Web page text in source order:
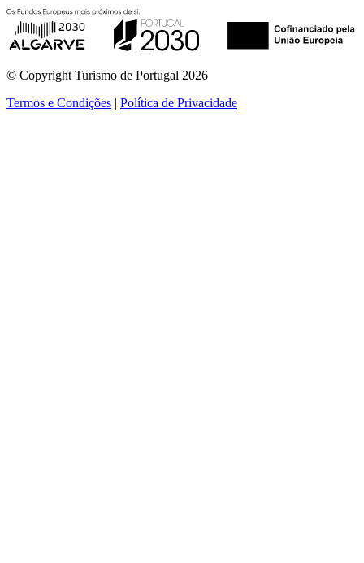
© Copyright Turismo de Portugal 2026
Termos e Condições | Política de Privacidade